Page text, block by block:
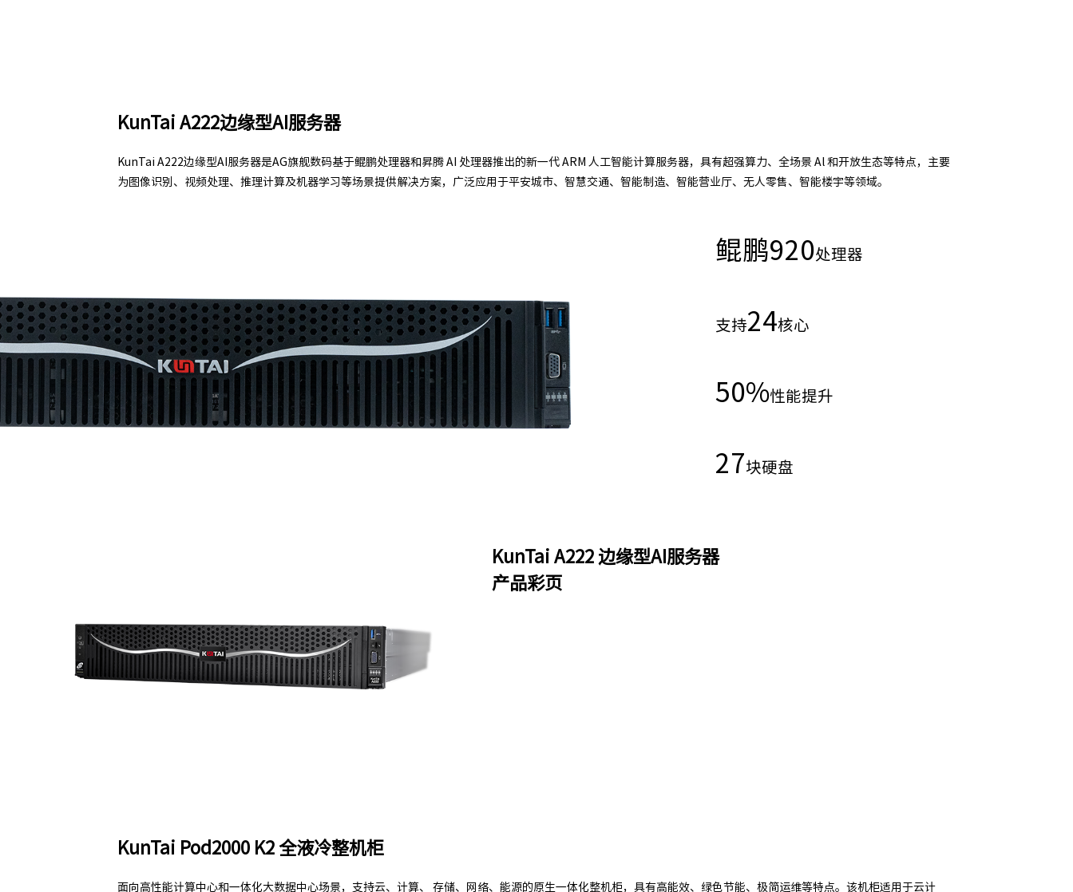
KunTai A222边缘型AI服务器
KunTai A222边缘型AI服务器是AG旗舰数码基于鲲鹏处理器和昇腾 AI 处理器推出的新一代 ARM 人工智能计算服务器，具有超强算力、全场景 Al 和开放生态等特点，主要
为图像识别、视频处理、推理计算及机器学习等场景提供解决方案，广泛应用于平安城市、智慧交通、智能制造、智能营业厅、无人零售、智能楼宇等领域。
鲲鹏920处理器
支持24核心
50%性能提升
27块硬盘
KunTai A222 边缘型AI服务器
产品彩页
KunTai Pod2000 K2 全液冷整机柜
面向高性能计算中心和一体化大数据中心场景，支持云、计算、 存储、网络、能源的原生一体化整机柜，具有高能效、绿色节能、极简运维等特点。该机柜适用于云计